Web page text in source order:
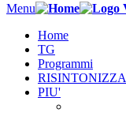
Menu
Home
TG
Programmi
RISINTONIZZA
PIU'